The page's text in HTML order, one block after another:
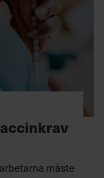
måste